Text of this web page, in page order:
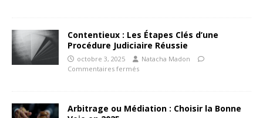
Contentieux : Les Étapes Clés d’une
Procédure Judiciaire Réussie
octobre 3, 2025
Natacha Madon
Commentaires fermés
Arbitrage ou Médiation : Choisir la Bonne